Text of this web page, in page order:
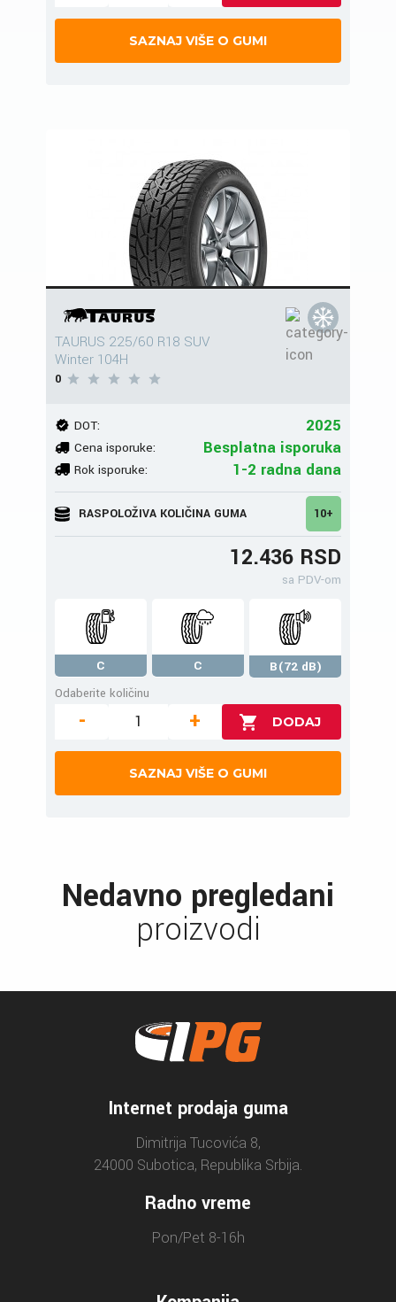
SAZNAJ VIŠE O GUMI
TAURUS 225/60 R18 SUV
Winter 104H
0
DOT: 2025
Cena isporuke: Besplatna isporuka
Rok isporuke: 1-2 radna dana
RASPOLOŽIVA KOLIČINA GUMA 10+
12.436 RSD
sa PDV-om
C C
B(72 dB)
Odaberite količinu
- +
SAZNAJ VIŠE O GUMI
Nedavno pregledani
proizvodi
Internet prodaja guma
Dimitrija Tucovića 8,
24000 Subotica, Republika Srbija.
Radno vreme
Pon/Pet 8-16h